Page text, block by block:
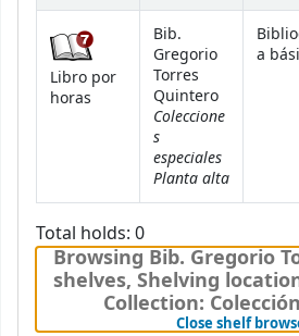
Libro por
horas
Bib.
Gregorio
Torres
Quintero
Coleccione
s
especiales
Planta alta
a
Total holds: 0
Browsing Bib. Gregorio
shelves, Shelving
Collection:
Close shelf